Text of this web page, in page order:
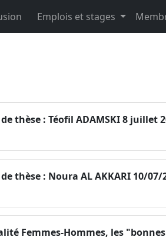
Emplois et stages
thèse : Téofil ADAMSKI 8 juillet
thèse : Noura AL AKKARI 10/07/
Femmes-Hommes, les